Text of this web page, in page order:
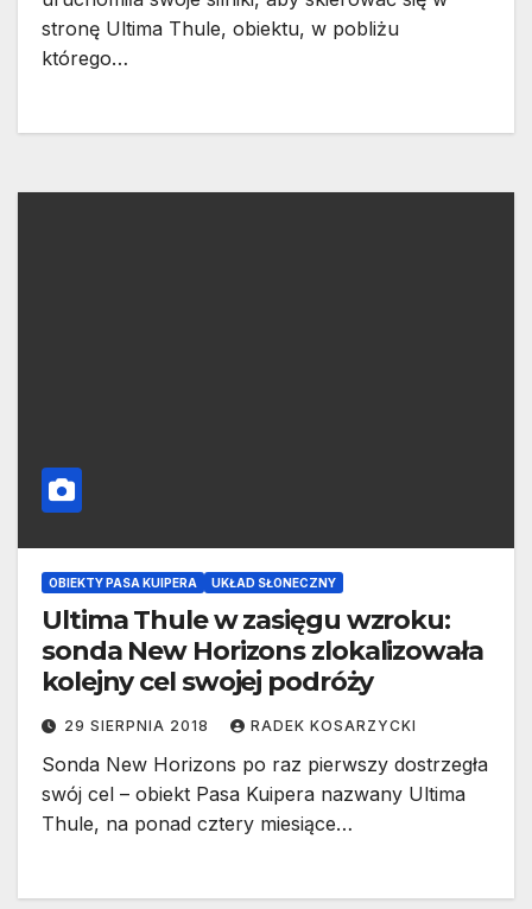
stronę Ultima Thule, obiektu, w pobliżu
którego…
OBIEKTY PASA KUIPERA UKŁAD SŁONECZNY
Ultima Thule w zasięgu wzroku:
sonda New Horizons zlokalizowała
kolejny cel swojej podróży
29 SIERPNIA 2018 RADEK KOSARZYCKI
Sonda New Horizons po raz pierwszy dostrzegła
swój cel – obiekt Pasa Kuipera nazwany Ultima
Thule, na ponad cztery miesiące…